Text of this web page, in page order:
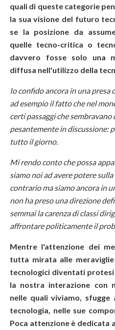
quali di queste categorie
la sua visione del futuro
se la posizione da
quelle tecno-critica o
davvero fosse solo una
diffusa nell'utilizzo della
Io confido ancora in una presa
ad esempio il fatto che nel
certi passaggi che
pesantemente in discussione:
tutto il giorno.
Mi rendo conto che possa
siamo noi ad avere potere
contrario ma siamo ancora in
non ha preso una direzione
semmai la carenza di classi
affrontare politicamente il
Mentre l'attenzione dei
tutta mirata alle
tecnologici diventati
la nostra interazione con
nelle quali viviamo,
tecnologia, nelle sue
Poca attenzione è dedicata